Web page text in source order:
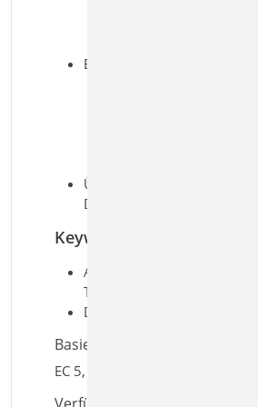
Brandfall
Übergaben für
Detailnachweis“ in der
Keywords
Aufgaben: Holzbau;
Tragwerksplanung;
Detailaufgaben: Dach; Träger
Basiert auf den Normen:
EC 5, DIN EN 1995-1-1:2010-12